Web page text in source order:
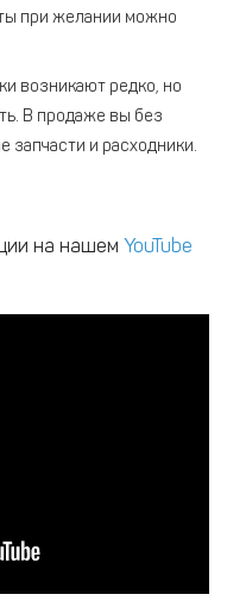
при желании можно
возникают редко, но
В продаже вы без
запчасти и расходники.
на нашем YouTube